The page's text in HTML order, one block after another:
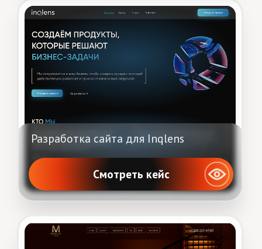
Разработка сайта для Axidi Print
Смотреть кейс
Смотреть кейс